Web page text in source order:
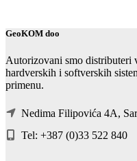
GeoKOM doo
Autorizovani smo distributeri
hardverskih i softverskih
primenu.
Nedima Filipovića 4A,
Tel: +387 (0)33 522 840